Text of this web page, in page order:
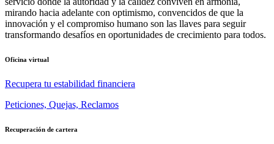
mirando hacia adelante con optimismo, convencidos de que la
innovación y el compromiso humano son las llaves para seguir
transformando desafíos en oportunidades de crecimiento para todos.
Oficina virtual
Recupera tu estabilidad financiera
Peticiones, Quejas, Reclamos
Recuperación de cartera